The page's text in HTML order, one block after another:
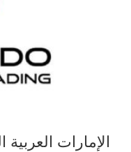
الإمارات العربية